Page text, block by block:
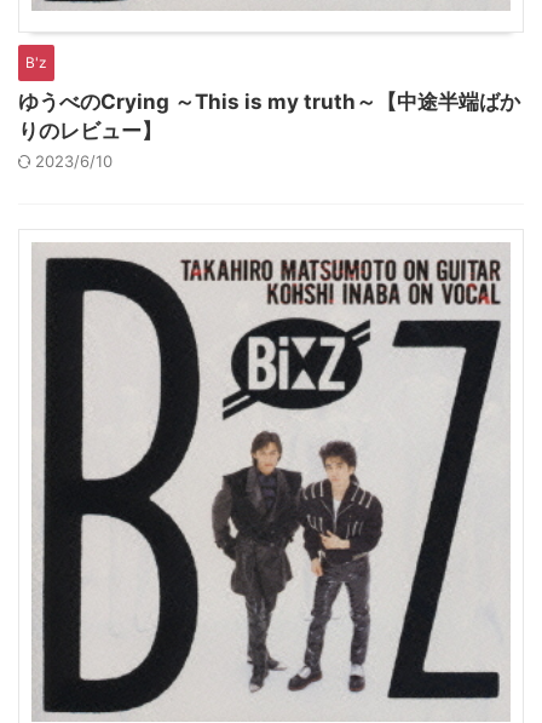
B'z
ゆうべのCrying ～This is my truth～【中途半端ばか
りのレビュー】
2023/6/10